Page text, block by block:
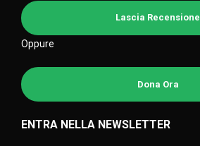
Lascia Recensione
Oppure
Dona Ora
ENTRA NELLA NEWSLETTER